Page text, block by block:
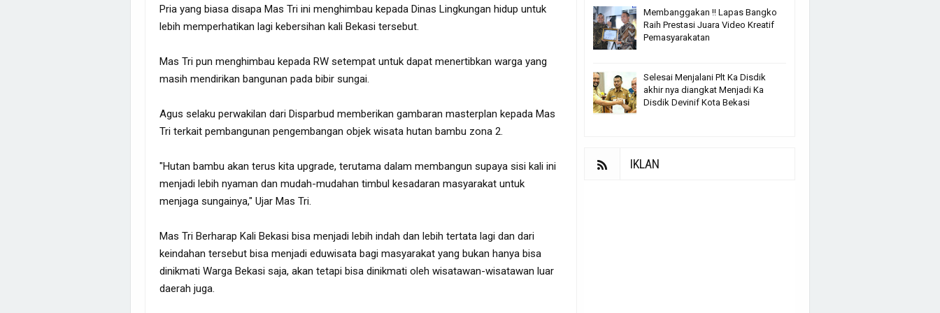
Pria yang biasa disapa Mas Tri ini menghimbau kepada Dinas Lingkungan hidup untuk
lebih memperhatikan lagi kebersihan kali Bekasi tersebut.
Mas Tri pun menghimbau kepada RW setempat untuk dapat menertibkan warga yang
masih mendirikan bangunan pada bibir sungai.
Agus selaku perwakilan dari Disparbud memberikan gambaran masterplan kepada Mas
Tri terkait pembangunan pengembangan objek wisata hutan bambu zona 2.
"Hutan bambu akan terus kita upgrade, terutama dalam membangun supaya sisi kali ini
menjadi lebih nyaman dan mudah-mudahan timbul kesadaran masyarakat untuk
menjaga sungainya," Ujar Mas Tri.
Mas Tri Berharap Kali Bekasi bisa menjadi lebih indah dan lebih tertata lagi dan dari
keindahan tersebut bisa menjadi eduwisata bagi masyarakat yang bukan hanya bisa
dinikmati Warga Bekasi saja, akan tetapi bisa dinikmati oleh wisatawan-wisatawan luar
daerah juga.
Membanggakan !! Lapas Bangko
Raih Prestasi Juara Video Kreatif
Pemasyarakatan
Selesai Menjalani Plt Ka Disdik
akhir nya diangkat Menjadi Ka
Disdik Devinif Kota Bekasi
IKLAN